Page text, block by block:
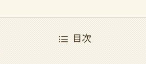
目次